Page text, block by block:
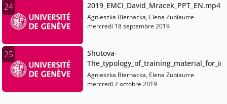
24 2019_EMCI_David_Mracek_PPT_EN.mp4
Agnieszka Biernacka, Elena Zubiaurre
mercredi 18 septembre 2019
25
Shutova-
Agnieszka Biernacka, Elena Zubiaurre
mercredi 2 octobre 2019